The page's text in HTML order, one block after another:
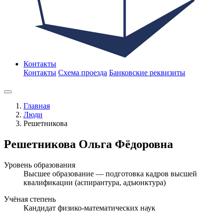
Контакты
Контакты Схема проезда Банковские реквизиты
Главная
Люди
Решетникова
Решетникова Ольга Фёдоровна
Уровень образования
Высшее образование — подготовка кадров высшей
квалификации (аспирантура, адъюнктура)
Учёная степень
Кандидат физико-математических наук